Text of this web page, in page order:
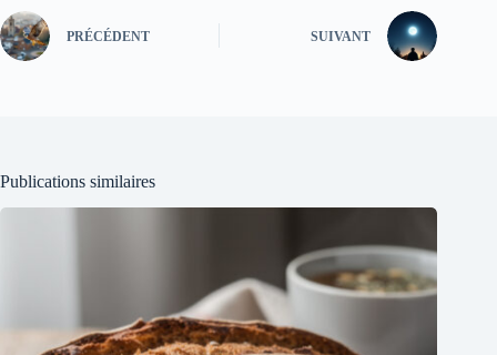
PRÉCÉDENT SUIVANT
Publications similaires